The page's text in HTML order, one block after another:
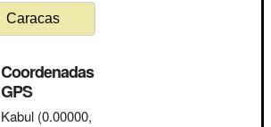
Coordenadas
GPS
Kabul (0.00000,